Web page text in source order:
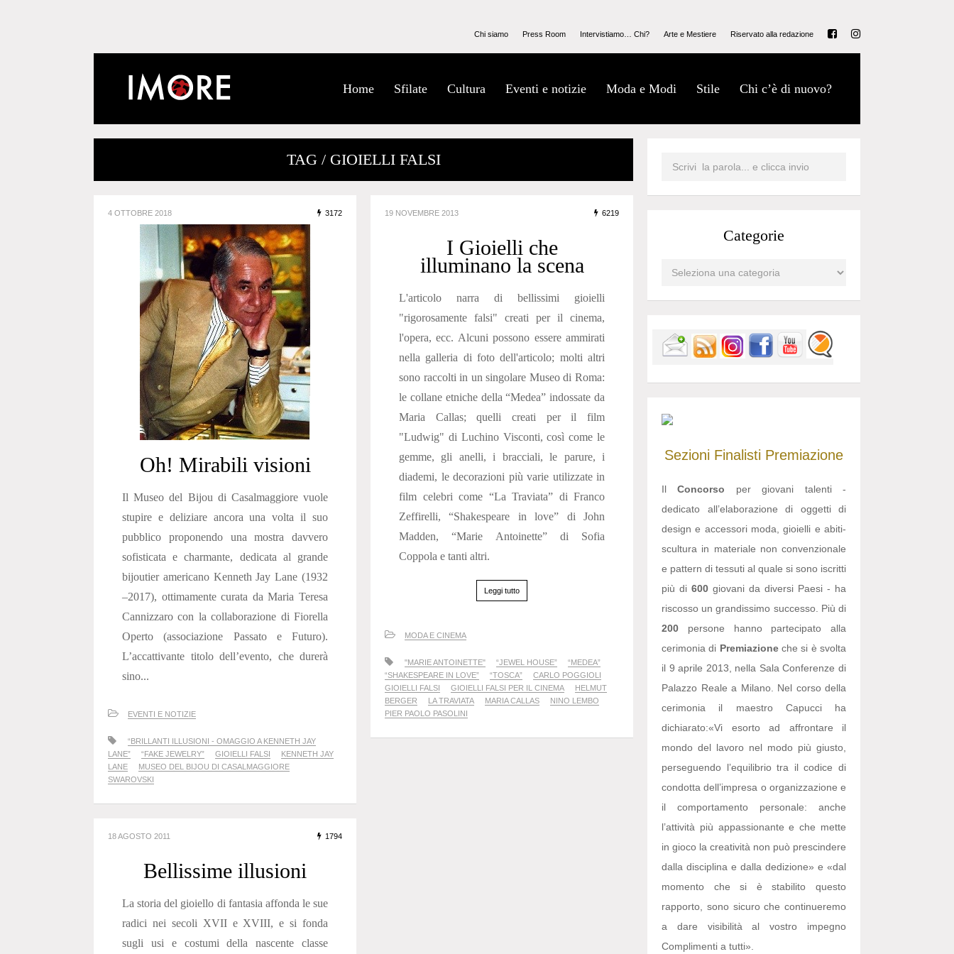
Chi siamo Press Room Intervistiamo… Chi? Arte e Mestiere Riservato alla redazione
Home Sfilate Cultura Eventi e notizie Moda e Modi Stile Chi c’è di nuovo?
TAG / GIOIELLI FALSI
4 OTTOBRE 2018 3172
Oh! Mirabili visioni
Il Museo del Bijou di Casalmaggiore vuole
stupire e deliziare ancora una volta il suo
pubblico proponendo una mostra davvero
sofisticata e charmante, dedicata al grande
bijoutier americano Kenneth Jay Lane (1932
–2017), ottimamente curata da Maria Teresa
Cannizzaro con la collaborazione di Fiorella
Operto (associazione Passato e Futuro).
L’accattivante titolo dell’evento, che durerà
sino...
EVENTI E NOTIZIE
“BRILLANTI ILLUSIONI - OMAGGIO A KENNETH JAY
LANE”
“FAKE JEWELRY” GIOIELLI FALSI
KENNETH JAY
LANE
MUSEO DEL BIJOU DI CASALMAGGIORE
SWAROVSKI
19 NOVEMBRE 2013 6219
I Gioielli che
illuminano la scena
L'articolo narra di bellissimi gioielli
"rigorosamente falsi" creati per il cinema,
l'opera, ecc. Alcuni possono essere ammirati
nella galleria di foto dell'articolo; molti altri
sono raccolti in un singolare Museo di Roma:
le collane etniche della “Medea” indossate da
Maria Callas; quelli creati per il film
"Ludwig" di Luchino Visconti, così come le
gemme, gli anelli, i bracciali, le parure, i
diademi, le decorazioni più varie utilizzate in
film celebri come “La Traviata” di Franco
Zeffirelli, “Shakespeare in love” di John
Madden, “Marie Antoinette” di Sofia
Coppola e tanti altri.
Leggi tutto
MODA E CINEMA
"MARIE ANTOINETTE" “JEWEL HOUSE”
“MEDEA”
“SHAKESPEARE IN LOVE”
“TOSCA”
CARLO POGGIOLI
GIOIELLI FALSI
GIOIELLI FALSI PER IL CINEMA
HELMUT
BERGER
LA TRAVIATA MARIA CALLAS
NINO LEMBO
PIER PAOLO PASOLINI
18 AGOSTO 2011 1794
Bellissime illusioni
La storia del gioiello di fantasia affonda le sue
radici nei secoli XVII e XVIII, e si fonda
sugli usi e costumi della nascente classe
Categorie
Sezioni Finalisti Premiazione
IlConcorso per giovani talenti -
dedicato all’elaborazione di oggetti di
design e accessori moda, gioielli e abiti-
scultura in materiale non convenzionale
e pattern di tessuti al quale si sono iscritti
più di 600 giovani da diversi Paesi - ha
riscosso un grandissimo successo. Più di
200 persone hanno partecipato alla
cerimonia di Premiazioneche si è svolta
il 9 aprile 2013, nella Sala Conferenze di
Palazzo Reale a Milano. Nel corso della
cerimonia il maestro Capucci ha
dichiarato:«Vi esorto ad affrontare il
mondo del lavoro nel modo più giusto,
perseguendo l’equilibrio tra il codice di
condotta dell’impresa o organizzazione e
il comportamento personale: anche
l’attività più appassionante e che mette
in gioco la creatività non può prescindere
dalla disciplina e dalla dedizione» e «dal
momento che si è stabilito questo
rapporto, sono sicuro che continueremo
a dare visibilità al vostro impegno
Complimenti a tutti».